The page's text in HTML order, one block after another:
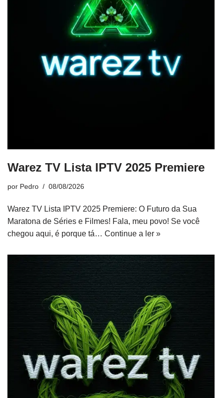
Warez TV Lista IPTV 2025 Premiere
por Pedro 08/08/2026
Warez TV Lista IPTV 2025 Premiere: O Futuro da Sua
Maratona de Séries e Filmes! Fala, meu povo! Se você
chegou aqui, é porque tá… Continue a ler »